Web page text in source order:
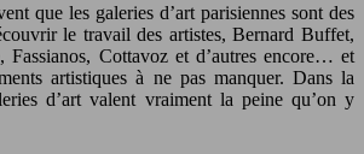
le travail des artistes, Bernard Buffet,
Cottavoz et d’autres encore… et
artistiques à ne pas manquer. Dans la
d’art valent vraiment la peine qu’on y